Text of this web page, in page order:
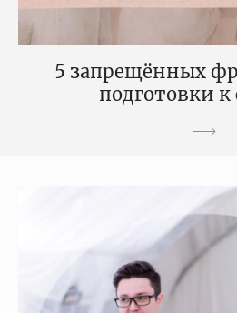
5 запрещённых
подготовки к